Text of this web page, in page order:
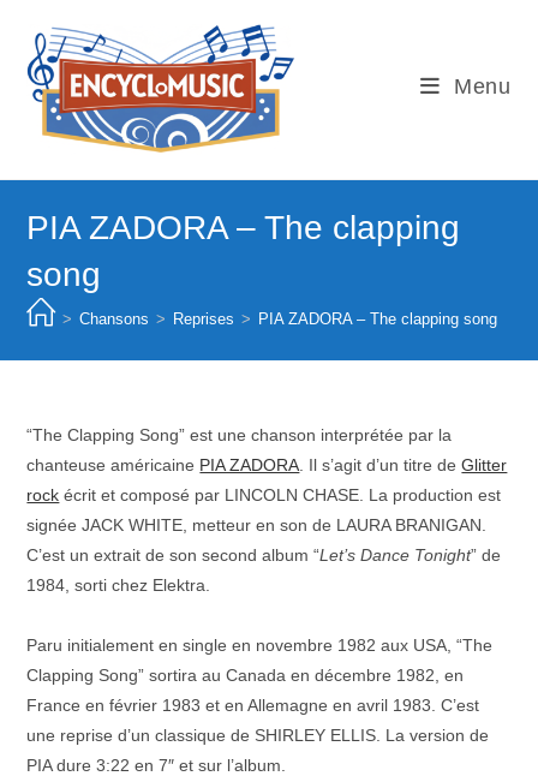
content
Menu
PIA ZADORA – The clapping
song
> Chansons > Reprises > PIA ZADORA – The clapping song
“The Clapping Song” est une chanson interprétée par la
chanteuse américaine PIA ZADORA . Il s’agit d’un titre deGlitter
rock écrit et composé par LINCOLN CHASE. La production est
signée JACK WHITE, metteur en son de LAURA BRANIGAN.
C’est un extrait de son second album “Let’s Dance Tonight” de
1984, sorti chez Elektra.
Paru initialement en single en novembre 1982 aux USA, “The
Clapping Song” sortira au Canada en décembre 1982, en
France en février 1983 et en Allemagne en avril 1983. C’est
une reprise d’un classique de SHIRLEY ELLIS. La version de
PIA dure 3:22 en 7″ et sur l’album.